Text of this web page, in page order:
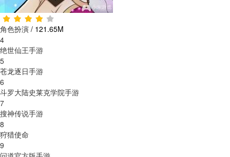
角色扮演 / 121.65M
4
绝世仙王手游
5
苍龙逐日手游
6
斗罗大陆史莱克学院手游
7
搜神传说手游
8
狩猎使命
9